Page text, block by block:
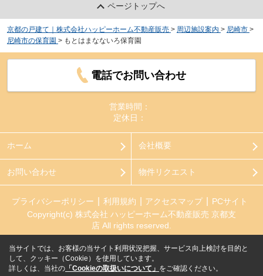
ページトップへ
京都の戸建て｜株式会社ハッピーホーム不動産販売 > 周辺施設案内 > 尼崎市 >
尼崎市の保育園 > もとはまなないろ保育園
電話でお問い合わせ
営業時間：
定休日：
ホーム 会社概要
お問い合わせ 物件リクエスト
プライバシーポリシー 利用規約 アクセスマップ
PCサイト
Copyright(c) 株式会社 ハッピーホーム不動産販売 京都支
店 All rights reserved.
当サイトでは、お客様の当サイト利用状況把握、サービス向上検討を目的と
して、クッキー（Cookie）を使用しています。
詳しくは、当社の 「Cookieの取扱いについて」 をご確認ください。